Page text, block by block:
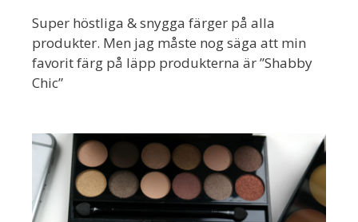
Super höstliga & snygga färger på alla
produkter. Men jag måste nog säga att min
favorit färg på läpp produkterna är ”Shabby
Chic”